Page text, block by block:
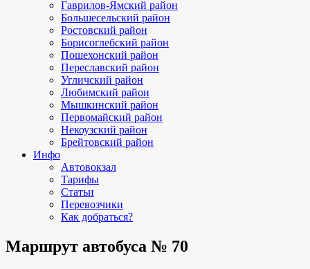
Гаврилов-Ямский район
Большесельский район
Ростовский район
Борисоглебский район
Пошехонский район
Переславский район
Угличский район
Любимский район
Мышкинский район
Первомайский район
Некоузский район
Брейтовский район
Инфо
Автовокзал
Тарифы
Статьи
Перевозчики
Как добраться?
Маршрут автобуса № 70